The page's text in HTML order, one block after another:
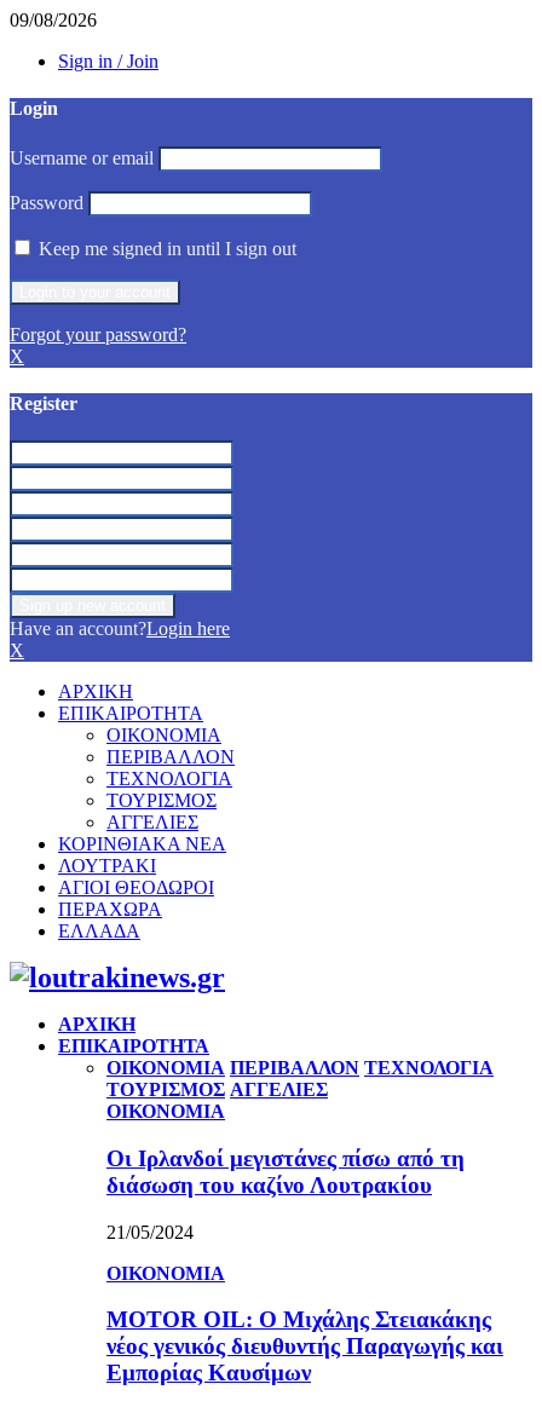
09/08/2026
Sign in / Join
Login
Username or email
Password
Keep me signed in until I sign out
Forgot your password?
X
Register
Have an account?Login here
X
ΑΡΧΙΚΗ
ΕΠΙΚΑΙΡΟΤΗΤΑ
ΟΙΚΟΝΟΜΙΑ
ΠΕΡΙΒΑΛΛΟΝ
ΤΕΧΝΟΛΟΓΙΑ
ΤΟΥΡΙΣΜΟΣ
ΑΓΓΕΛΙΕΣ
ΚΟΡΙΝΘΙΑΚΑ ΝΕΑ
ΛΟΥΤΡΑΚΙ
ΑΓΙΟΙ ΘΕΟΔΩΡΟΙ
ΠΕΡΑΧΩΡΑ
ΕΛΛΑΔΑ
Facebook
Twitter
Instagram
Pinterest
Youtube
ΑΡΧΙΚΗ
ΕΠΙΚΑΙΡΟΤΗΤΑ
ΟΙΚΟΝΟΜΙΑ ΠΕΡΙΒΑΛΛΟΝ ΤΕΧΝΟΛΟΓΙΑ
ΤΟΥΡΙΣΜΟΣ ΑΓΓΕΛΙΕΣ
ΟΙΚΟΝΟΜΙΑ
Οι Ιρλανδοί μεγιστάνες πίσω από τη
διάσωση του καζίνο Λουτρακίου
21/05/2024
ΟΙΚΟΝΟΜΙΑ
MOTOR OIL: Ο Μιχάλης Στειακάκης
νέος γενικός διευθυντής Παραγωγής και
Εμπορίας Καυσίμων